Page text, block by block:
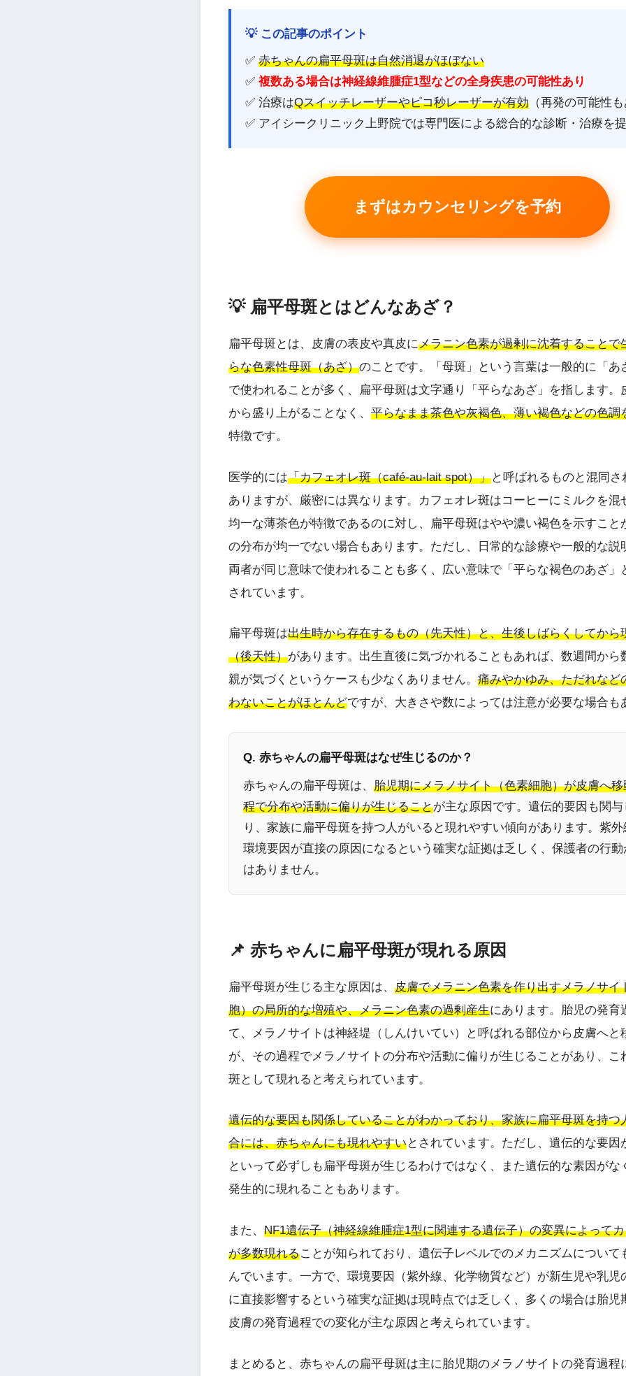
💡 この記事のポイント
✅ 赤ちゃんの扁平母斑は自然消退がほぼない
✅ 複数ある場合は神経線維腫症1型などの全身疾患の可能性あり
✅ 治療はQスイッチレーザーやピコ秒レーザーが有効 （再発の可能性
✅ アイシークリニック上野院では専門医による総合的な診断・治療を
まずはカウンセリングを予約
💡 扁平母斑とはどんなあざ？
扁平母斑とは、皮膚の表皮や真皮にメラニン色素が過剰に沈着することで
らな色素性母斑（あざ）のことです。「母斑」という言葉は一般的に「あ
で使われることが多く、扁平母斑は文字通り「平らなあざ」を指します。
から盛り上がることなく、 平らなまま茶色や灰褐色、薄い褐色などの色調
特徴です。
医学的には「カフェオレ斑（café-au-lait spot）」と呼ばれるものと混同さ
ありますが、厳密には異なります。カフェオレ斑はコーヒーにミルクを混
均一な薄茶色が特徴であるのに対し、扁平母斑はやや濃い褐色を示すこと
の分布が均一でない場合もあります。ただし、日常的な診療や一般的な説
両者が同じ意味で使われることも多く、広い意味で「平らな褐色のあざ」
されています。
扁平母斑は出生時から存在するもの（先天性）と、生後しばらくしてから
（後天性）があります。出生直後に気づかれることもあれば、数週間から
親が気づくというケースも少なくありません。 痛みやかゆみ、ただれなど
わないことがほとんどですが、大きさや数によっては注意が必要な場合も
Q. 赤ちゃんの扁平母斑はなぜ生じるのか？
赤ちゃんの扁平母斑は、 胎児期にメラノサイト（色素細胞）が皮膚へ
程で分布や活動に偏りが生じることが主な原因です。遺伝的要因も関
り、家族に扁平母斑を持つ人がいると現れやすい傾向があります。紫
環境要因が直接の原因になるという確実な証拠は乏しく、保護者の行
はありません。
📌 赤ちゃんに扁平母斑が現れる原因
扁平母斑が生じる主な原因は、 皮膚でメラニン色素を作り出すメラノサイ
胞）の局所的な増殖や、メラニン色素の過剰産生にあります。胎児の発育
て、メラノサイトは神経堤（しんけいてい）と呼ばれる部位から皮膚へと
が、その過程でメラノサイトの分布や活動に偏りが生じることがあり、こ
斑として現れると考えられています。
遺伝的な要因も関係していることがわかっており、家族に扁平母斑を持つ
合には、赤ちゃんにも現れやすいとされています。ただし、遺伝的な要因
といって必ずしも扁平母斑が生じるわけではなく、また遺伝的な素因がな
発生的に現れることもあります。
また、 NF1遺伝子（神経線維腫症1型に関連する遺伝子）の変異によって
が多数現れることが知られており、遺伝子レベルでのメカニズムについて
んでいます。一方で、環境要因（紫外線、化学物質など）が新生児や乳児
に直接影響するという確実な証拠は現時点では乏しく、多くの場合は胎児
皮膚の発育過程での変化が主な原因と考えられています。
まとめると、赤ちゃんの扁平母斑は主に胎児期のメラノサイトの発育過程